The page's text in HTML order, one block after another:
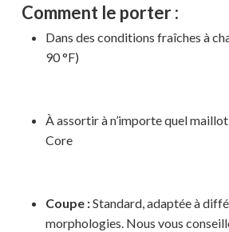
Comment le porter :
Dans des conditions fraîches à
90 °F)
À assortir à n’importe quel
Core
Coupe :Standard, adaptée à
morphologies. Nous vous